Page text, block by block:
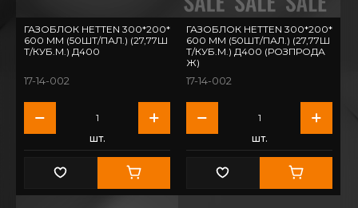
ГАЗОБЛОК HETTEN 300*200*
600 ММ (50ШТ/ПАЛ.) (27,77Ш
Т/КУБ.М.) Д400
17-14-002
шт.
ГАЗОБЛОК HETTEN 300*200*
600 ММ (50ШТ/ПАЛ.) (27,77Ш
Т/КУБ.М.) Д400 (РОЗПРОДА
Ж)
17-14-002
шт.